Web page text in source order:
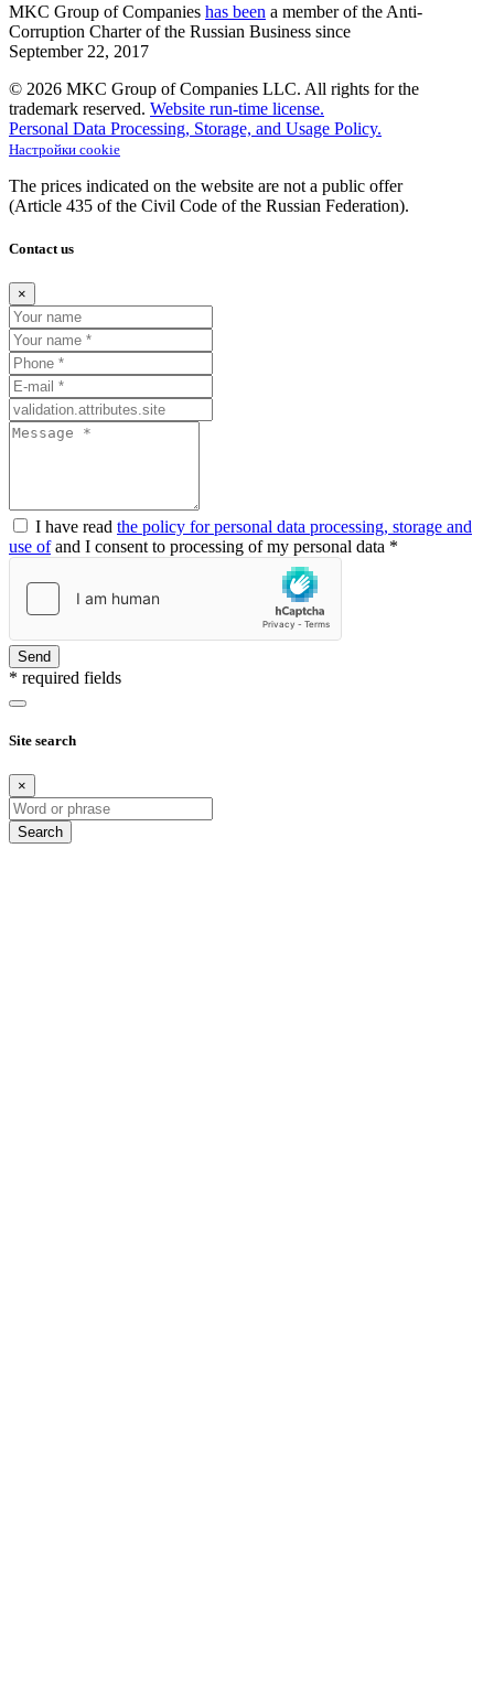
MKC Group of Companies has been a member of the Anti-
Corruption Charter of the Russian Business since
September 22, 2017
© 2026 MKC Group of Companies LLC. All rights for the
trademark reserved. Website run-time license.
Personal Data Processing, Storage, and Usage Policy.
Настройки cookie
The prices indicated on the website are not a public offer
(Article 435 of the Civil Code of the Russian Federation).
Contact us
×
I have read the policy for personal data processing, storage and
use ofand I consent to processing of my personal data *
Send
* required fields
Site search
×
Search